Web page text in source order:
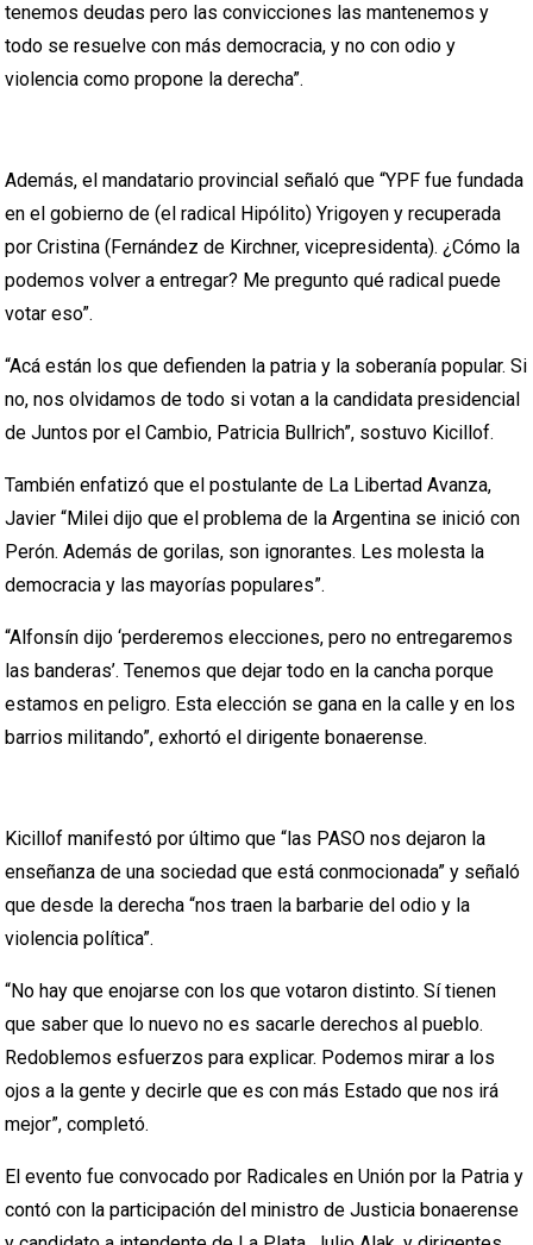
tenemos deudas pero las convicciones las mantenemos y
todo se resuelve con más democracia, y no con odio y
violencia como propone la derecha”.
Además, el mandatario provincial señaló que “YPF fue fundada
en el gobierno de (el radical Hipólito) Yrigoyen y recuperada
por Cristina (Fernández de Kirchner, vicepresidenta). ¿Cómo la
podemos volver a entregar? Me pregunto qué radical puede
votar eso”.
“Acá están los que defienden la patria y la soberanía popular. Si
no, nos olvidamos de todo si votan a la candidata presidencial
de Juntos por el Cambio, Patricia Bullrich”, sostuvo Kicillof.
También enfatizó que el postulante de La Libertad Avanza,
Javier “Milei dijo que el problema de la Argentina se inició con
Perón. Además de gorilas, son ignorantes. Les molesta la
democracia y las mayorías populares”.
“Alfonsín dijo ‘perderemos elecciones, pero no entregaremos
las banderas’. Tenemos que dejar todo en la cancha porque
estamos en peligro. Esta elección se gana en la calle y en los
barrios militando”, exhortó el dirigente bonaerense.
Kicillof manifestó por último que “las PASO nos dejaron la
enseñanza de una sociedad que está conmocionada” y señaló
que desde la derecha “nos traen la barbarie del odio y la
violencia política”.
“No hay que enojarse con los que votaron distinto. Sí tienen
que saber que lo nuevo no es sacarle derechos al pueblo.
Redoblemos esfuerzos para explicar. Podemos mirar a los
ojos a la gente y decirle que es con más Estado que nos irá
mejor”, completó.
El evento fue convocado por Radicales en Unión por la Patria y
contó con la participación del ministro de Justicia bonaerense